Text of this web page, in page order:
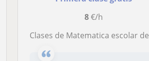
8€/h
Clases de Matematica escolar de manera on line o presencial